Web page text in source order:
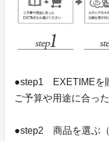
●step1 EXETIMEを
ご予算や用途に合っ
●step2 商品を選ぶ（